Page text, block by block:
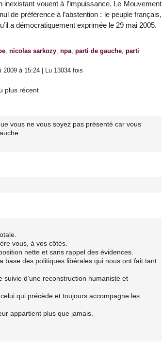
inexistant vouent à l’impuissance. Le Mouvement
de préférence à l’abstention : le peuple français,
a démocratiquement exprimée le 29 mai 2005.
, nicolas sarkozy, npa, parti de gauche, parti
2009 à 15:24 | Lu 13034 fois
plus récent
vous ne vous soyez pas présenté car vous
vous, à vos côtés.
nette et sans rappel des évidences.
base des politiques libérales qui nous ont fait tant
d’une reconstruction humaniste et
qui précède et toujours accompagne les
appartient plus que jamais.